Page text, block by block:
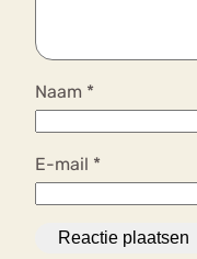
Naam *
E-mail *